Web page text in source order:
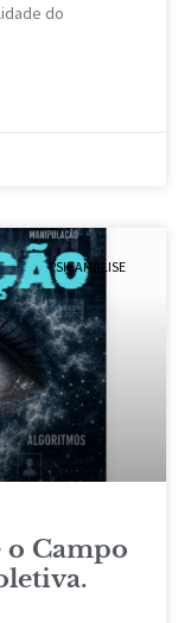
do
PSICANÁLISE
Campo